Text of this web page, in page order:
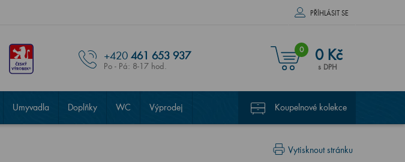
PŘÍHLÁSIT SE
+420 461 653 937
Po - Pá: 8-17 hod.
0 0 Kč
s DPH
Umyvadla Doplňky WC Výprodej Koupelnové kolekce
Vytisknout stránku